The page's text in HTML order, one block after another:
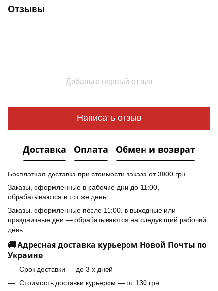
Отзывы
Добавьте первый отзыв
Написать отзыв
Доставка Оплата Обмен и возврат
Бесплатная доставка при стоимости заказа от 3000 грн.
Заказы, оформленные в рабочие дни до 11:00,
обрабатываются в тот же день.
Заказы, оформленные после 11:00, в выходные или
праздничные дни — обрабатываются на следующий рабочий
день.
🚚 Адресная доставка курьером Новой Почты по
Украине
Срок доставки — до 3-х дней
Стоимость доставки курьером — от 130 грн.